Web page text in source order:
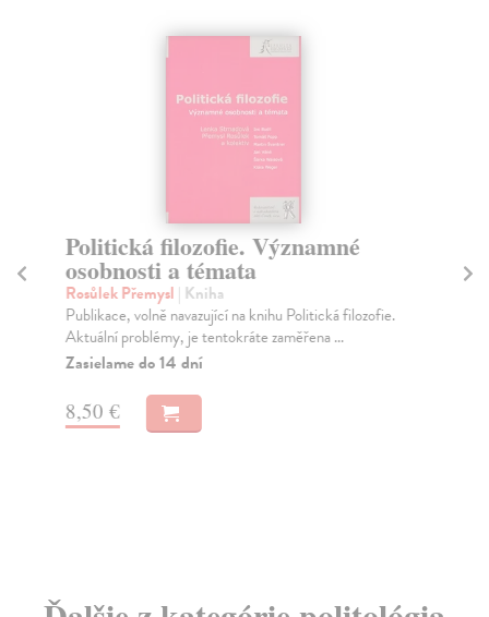
Politická filozofie. Významné
osobnosti a témata
Rosůlek Přemysl | Kniha
Publikace, volně navazující na knihu Politická filozofie.
Aktuální problémy, je tentokráte zaměřena ...
Zasielame do 14 dní
8,50 €